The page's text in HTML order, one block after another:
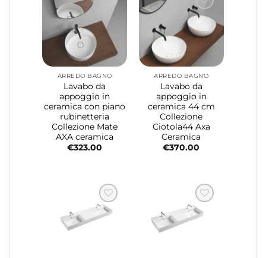
ARREDO BAGNO
Lavabo da
appoggio in
ceramica con piano
rubinetteria
Collezione Mate
AXA ceramica
€323.00
ARREDO BAGNO
Lavabo da
appoggio in
ceramica 44 cm
Collezione
Ciotola44 Axa
Ceramica
€370.00